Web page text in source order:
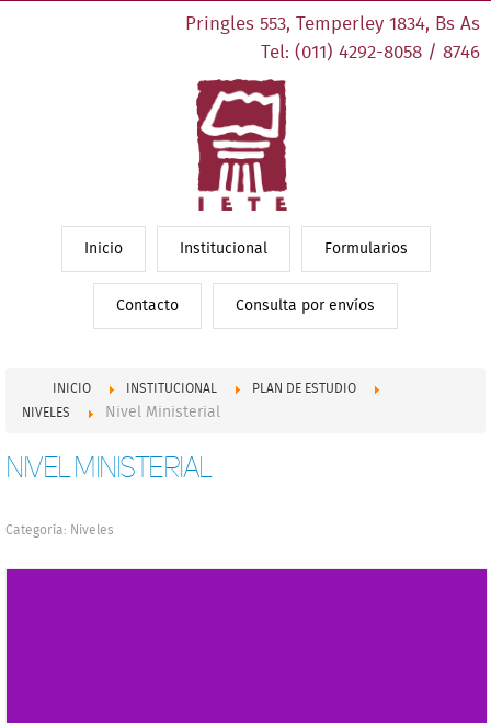
Pringles 553, Temperley 1834, Bs As
Tel: (011) 4292-8058 / 8746
Inicio Institucional Formularios
Contacto Consulta por envíos
INICIO INSTITUCIONAL
PLAN DE ESTUDIO
NIVELES
Nivel Ministerial
Nivel Ministerial
Categoría: Niveles